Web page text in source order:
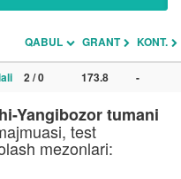
QABUL GRANT KONT.
2 / 0 173.8 -
Yangibozor tumani
test
mezonlari: